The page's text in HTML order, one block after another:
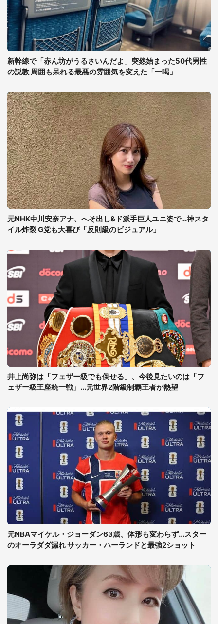
新幹線で「赤ん坊がうるさいんだよ」突然始まった50代男性
の説教 周囲も呆れる最悪の雰囲気を変えた「一喝」
元NHK中川安奈アナ、へそ出し&ド派手巨人ユニ姿で...神スタ
イル炸裂 G党も大喜び「反則級のビジュアル」
井上尚弥は「フェザー級でも倒せる」、今後見たいのは「フ
ェザー級王座統一戦」...元世界2階級制覇王者が熱望
元NBAマイケル・ジョーダン63歳、体形も変わらず...スター
のオーラダダ漏れ サッカー・ハーランドと最強2ショット